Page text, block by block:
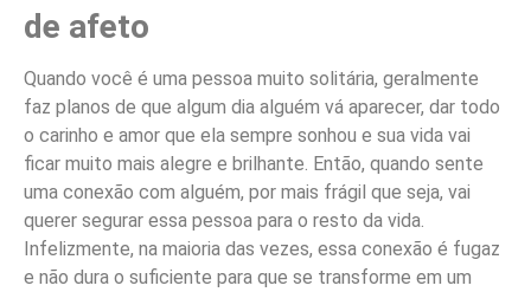
de afeto
Quando você é uma pessoa muito solitária, geralmente
faz planos de que algum dia alguém vá aparecer, dar todo
o carinho e amor que ela sempre sonhou e sua vida vai
ficar muito mais alegre e brilhante. Então, quando sente
uma conexão com alguém, por mais frágil que seja, vai
querer segurar essa pessoa para o resto da vida.
Infelizmente, na maioria das vezes, essa conexão é fugaz
e não dura o suficiente para que se transforme em um